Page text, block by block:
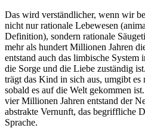
Das wird verständlicher, wenn wir
nicht nur rationale Lebewesen
Definition), sondern rationale
mehr als hundert Millionen Jahren
entstand auch das limbische
die Sorge und die Liebe zuständig
trägt das Kind in sich aus, umgibt
sobald es auf die Welt gekommen
vier Millionen Jahren entstand der
abstrakte Vernunft, das begriffliche
Sprache.